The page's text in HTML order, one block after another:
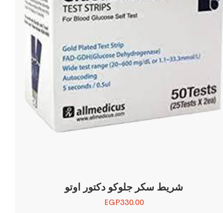
شريط سكر جلوكو دكتور اوتو
EGP330.00